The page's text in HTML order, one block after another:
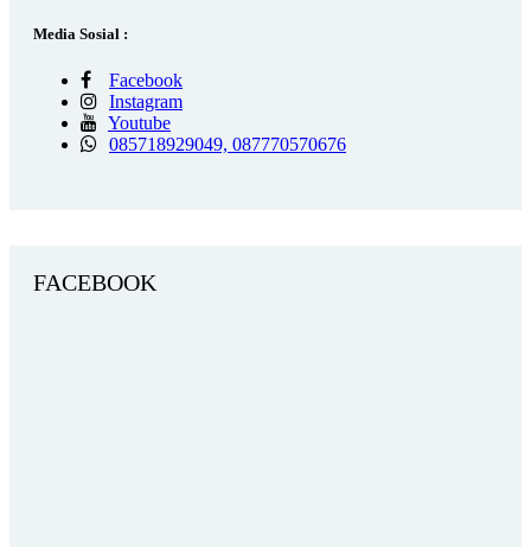
Media Sosial :
Facebook
Instagram
Youtube
085718929049, 087770570676
FACEBOOK